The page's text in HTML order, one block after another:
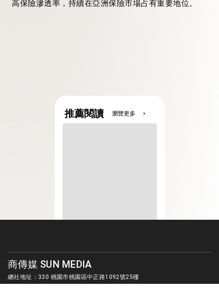
高保險滲透率，持續在亞洲保險市場占有重要地位。
推薦閱讀 瀏覽更多 chevron_right
商傳媒 SUN MEDIA
總社地址：330 桃園市桃園區中正路1092號25樓